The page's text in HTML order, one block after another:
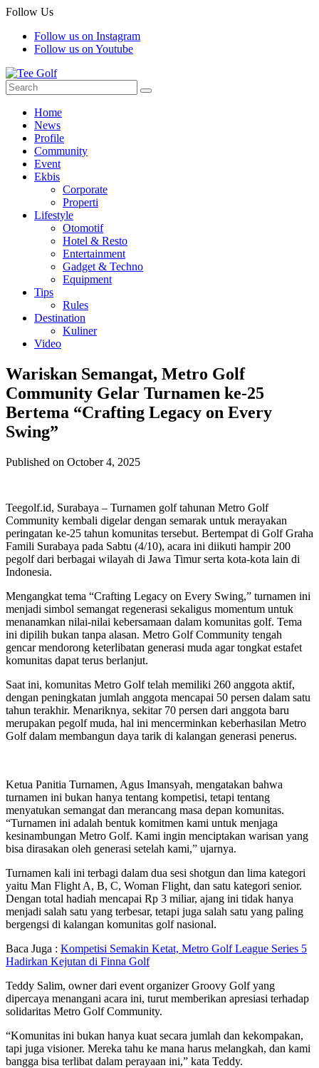
Follow Us
Follow us on Instagram
Follow us on Youtube
Home
News
Profile
Community
Event
Ekbis
Corporate
Properti
Lifestyle
Otomotif
Hotel & Resto
Entertainment
Gadget & Techno
Equipment
Tips
Rules
Destination
Kuliner
Video
Wariskan Semangat, Metro Golf
Community Gelar Turnamen ke-25
Bertema “Crafting Legacy on Every
Swing”
Published on October 4, 2025
Teegolf.id, Surabaya – Turnamen golf tahunan Metro Golf
Community kembali digelar dengan semarak untuk merayakan
peringatan ke-25 tahun komunitas tersebut. Bertempat di Golf Graha
Famili Surabaya pada Sabtu (4/10), acara ini diikuti hampir 200
pegolf dari berbagai wilayah di Jawa Timur serta kota-kota lain di
Indonesia.
Mengangkat tema “Crafting Legacy on Every Swing,” turnamen ini
menjadi simbol semangat regenerasi sekaligus momentum untuk
menanamkan nilai-nilai kebersamaan dalam komunitas golf. Tema
ini dipilih bukan tanpa alasan. Metro Golf Community tengah
gencar mendorong keterlibatan generasi muda agar tongkat estafet
komunitas dapat terus berlanjut.
Saat ini, komunitas Metro Golf telah memiliki 260 anggota aktif,
dengan peningkatan jumlah anggota mencapai 50 persen dalam satu
tahun terakhir. Menariknya, sekitar 70 persen dari anggota baru
merupakan pegolf muda, hal ini mencerminkan keberhasilan Metro
Golf dalam membangun daya tarik di kalangan generasi penerus.
Ketua Panitia Turnamen, Agus Imansyah, mengatakan bahwa
turnamen ini bukan hanya tentang kompetisi, tetapi tentang
menyatukan semangat dan merancang masa depan komunitas.
“Turnamen ini adalah bentuk komitmen kami untuk menjaga
kesinambungan Metro Golf. Kami ingin menciptakan warisan yang
bisa dirasakan oleh generasi setelah kami,” ujarnya.
Turnamen kali ini terbagi dalam dua sesi shotgun dan lima kategori
yaitu Man Flight A, B, C, Woman Flight, dan satu kategori senior.
Dengan total hadiah mencapai Rp 3 miliar, ajang ini tidak hanya
menjadi salah satu yang terbesar, tetapi juga salah satu yang paling
bergengsi di kalangan komunitas golf nasional.
Baca Juga : Kompetisi Semakin Ketat, Metro Golf League Series 5
Hadirkan Kejutan di Finna Golf
Teddy Salim, owner dari event organizer Groovy Golf yang
dipercaya menangani acara ini, turut memberikan apresiasi terhadap
solidaritas Metro Golf Community.
“Komunitas ini bukan hanya kuat secara jumlah dan kekompakan,
tapi juga visioner. Mereka tahu ke mana harus melangkah, dan kami
bangga bisa terlibat dalam perayaan ini,” kata Teddy.